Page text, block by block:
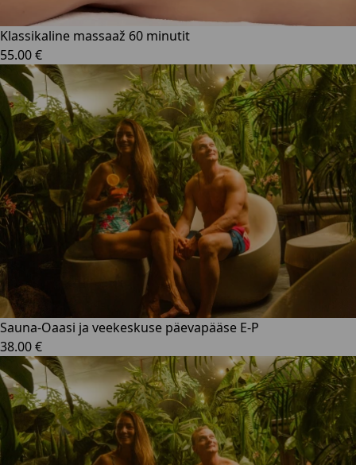
Klassikaline massaaž 60 minutit
55.00 €
Sauna-Oaasi ja veekeskuse päevapääse E-P
38.00 €